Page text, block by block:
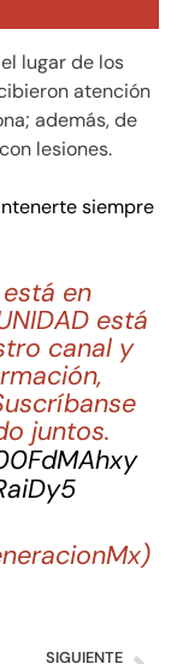
lugar de los
atención
además, de
lesiones.
siempre
en
está
canal y
juntos.
SIGUIENTE